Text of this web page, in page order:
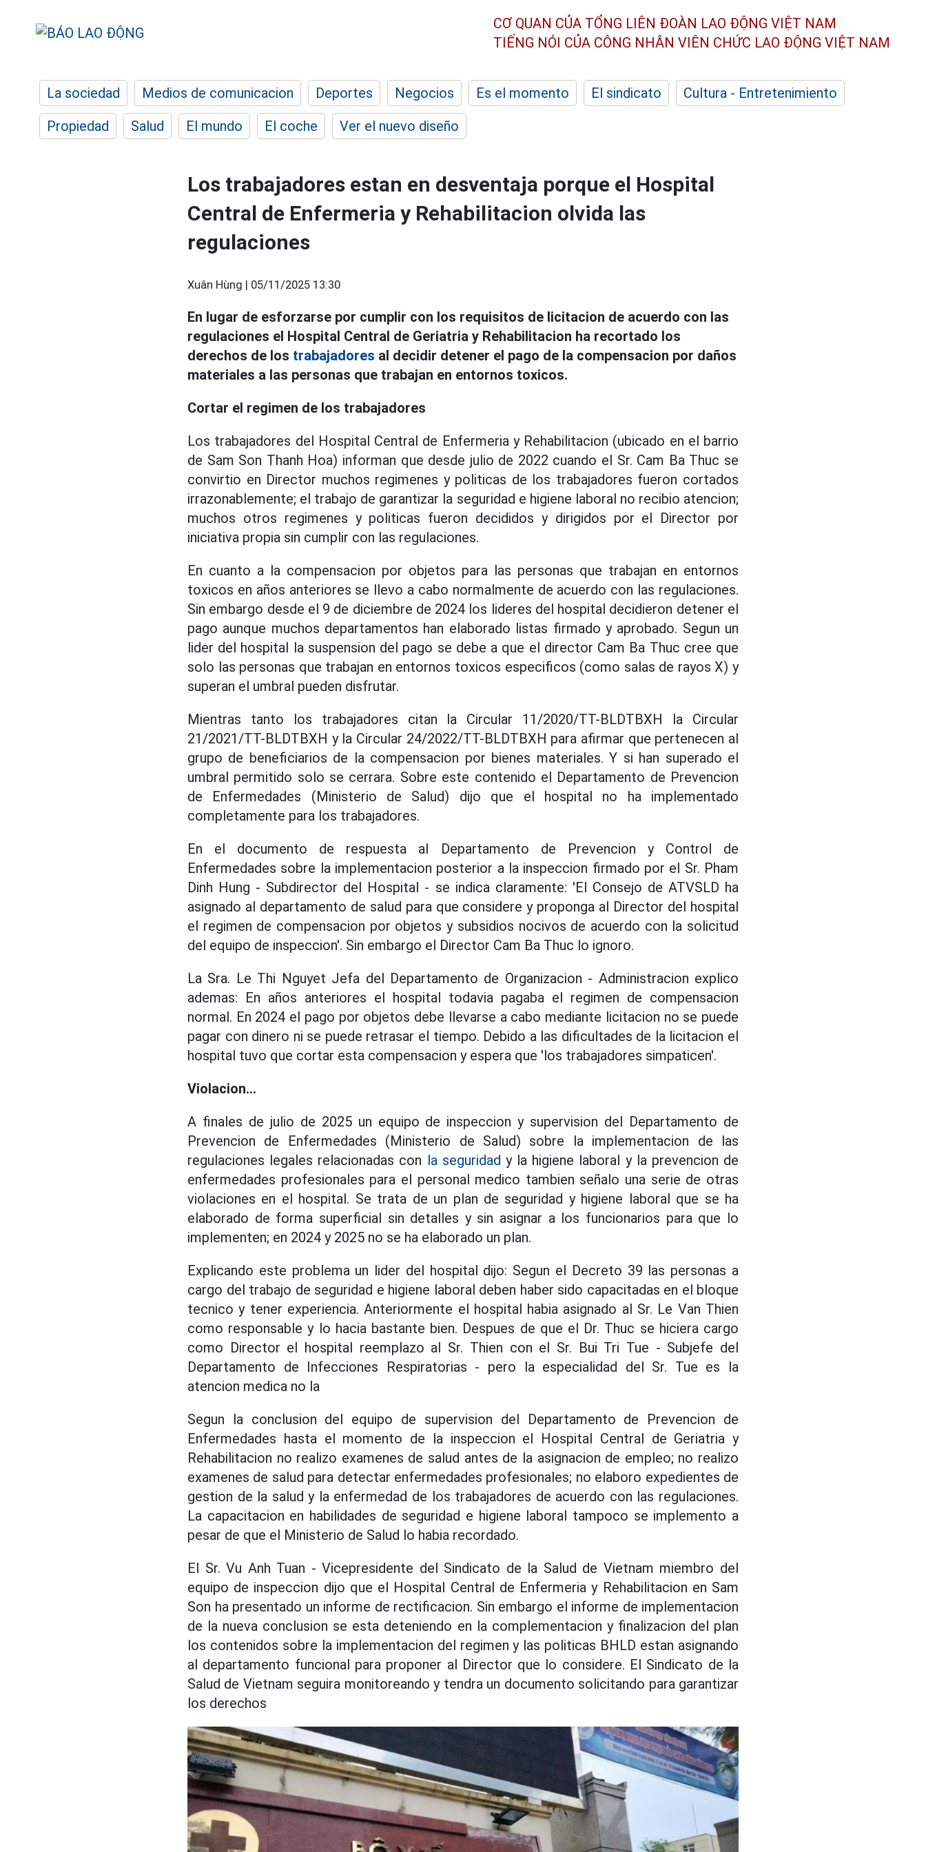
CƠ QUAN CỦA TỔNG LIÊN ĐOÀN LAO ĐỘNG VIỆT NAM
TIẾNG NÓI CỦA CÔNG NHÂN VIÊN CHỨC LAO ĐỘNG VIỆT NAM
La sociedad Medios de comunicacion Deportes Negocios Es el momento El sindicato
Cultura - Entretenimiento
Propiedad
Salud El mundo El coche Ver el nuevo diseño
Los trabajadores estan en desventaja porque el Hospital
Central de Enfermeria y Rehabilitacion olvida las
regulaciones
Xuân Hùng | 05/11/2025 13:30
En lugar de esforzarse por cumplir con los requisitos de licitacion de acuerdo con las
regulaciones el Hospital Central de Geriatria y Rehabilitacion ha recortado los
derechos de los trabajadores al decidir detener el pago de la compensacion por daños
materiales a las personas que trabajan en entornos toxicos.
Cortar el regimen de los trabajadores
Los trabajadores del Hospital Central de Enfermeria y Rehabilitacion (ubicado en el barrio
de Sam Son Thanh Hoa) informan que desde julio de 2022 cuando el Sr. Cam Ba Thuc se
convirtio en Director muchos regimenes y politicas de los trabajadores fueron cortados
irrazonablemente; el trabajo de garantizar la seguridad e higiene laboral no recibio atencion;
muchos otros regimenes y politicas fueron decididos y dirigidos por el Director por
iniciativa propia sin cumplir con las regulaciones.
En cuanto a la compensacion por objetos para las personas que trabajan en entornos
toxicos en años anteriores se llevo a cabo normalmente de acuerdo con las regulaciones.
Sin embargo desde el 9 de diciembre de 2024 los lideres del hospital decidieron detener el
pago aunque muchos departamentos han elaborado listas firmado y aprobado. Segun un
lider del hospital la suspension del pago se debe a que el director Cam Ba Thuc cree que
solo las personas que trabajan en entornos toxicos especificos (como salas de rayos X) y
superan el umbral pueden disfrutar.
Mientras tanto los trabajadores citan la Circular 11/2020/TT-BLDTBXH la Circular
21/2021/TT-BLDTBXH y la Circular 24/2022/TT-BLDTBXH para afirmar que pertenecen al
grupo de beneficiarios de la compensacion por bienes materiales. Y si han superado el
umbral permitido solo se cerrara. Sobre este contenido el Departamento de Prevencion
de Enfermedades (Ministerio de Salud) dijo que el hospital no ha implementado
completamente para los trabajadores.
En el documento de respuesta al Departamento de Prevencion y Control de
Enfermedades sobre la implementacion posterior a la inspeccion firmado por el Sr. Pham
Dinh Hung - Subdirector del Hospital - se indica claramente: 'El Consejo de ATVSLD ha
asignado al departamento de salud para que considere y proponga al Director del hospital
el regimen de compensacion por objetos y subsidios nocivos de acuerdo con la solicitud
del equipo de inspeccion'. Sin embargo el Director Cam Ba Thuc lo ignoro.
La Sra. Le Thi Nguyet Jefa del Departamento de Organizacion - Administracion explico
ademas: En años anteriores el hospital todavia pagaba el regimen de compensacion
normal. En 2024 el pago por objetos debe llevarse a cabo mediante licitacion no se puede
pagar con dinero ni se puede retrasar el tiempo. Debido a las dificultades de la licitacion el
hospital tuvo que cortar esta compensacion y espera que 'los trabajadores simpaticen'.
Violacion...
A finales de julio de 2025 un equipo de inspeccion y supervision del Departamento de
Prevencion de Enfermedades (Ministerio de Salud) sobre la implementacion de las
regulaciones legales relacionadas con la seguridad y la higiene laboral y la prevencion de
enfermedades profesionales para el personal medico tambien señalo una serie de otras
violaciones en el hospital. Se trata de un plan de seguridad y higiene laboral que se ha
elaborado de forma superficial sin detalles y sin asignar a los funcionarios para que lo
implementen; en 2024 y 2025 no se ha elaborado un plan.
Explicando este problema un lider del hospital dijo: Segun el Decreto 39 las personas a
cargo del trabajo de seguridad e higiene laboral deben haber sido capacitadas en el bloque
tecnico y tener experiencia. Anteriormente el hospital habia asignado al Sr. Le Van Thien
como responsable y lo hacia bastante bien. Despues de que el Dr. Thuc se hiciera cargo
como Director el hospital reemplazo al Sr. Thien con el Sr. Bui Tri Tue - Subjefe del
Departamento de Infecciones Respiratorias - pero la especialidad del Sr. Tue es la
atencion medica no la
Segun la conclusion del equipo de supervision del Departamento de Prevencion de
Enfermedades hasta el momento de la inspeccion el Hospital Central de Geriatria y
Rehabilitacion no realizo examenes de salud antes de la asignacion de empleo; no realizo
examenes de salud para detectar enfermedades profesionales; no elaboro expedientes de
gestion de la salud y la enfermedad de los trabajadores de acuerdo con las regulaciones.
La capacitacion en habilidades de seguridad e higiene laboral tampoco se implemento a
pesar de que el Ministerio de Salud lo habia recordado.
El Sr. Vu Anh Tuan - Vicepresidente del Sindicato de la Salud de Vietnam miembro del
equipo de inspeccion dijo que el Hospital Central de Enfermeria y Rehabilitacion en Sam
Son ha presentado un informe de rectificacion. Sin embargo el informe de implementacion
de la nueva conclusion se esta deteniendo en la complementacion y finalizacion del plan
los contenidos sobre la implementacion del regimen y las politicas BHLD estan asignando
al departamento funcional para proponer al Director que lo considere. El Sindicato de la
Salud de Vietnam seguira monitoreando y tendra un documento solicitando para garantizar
los derechos